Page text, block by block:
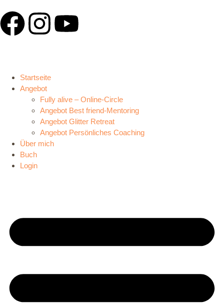
Startseite
Angebot
Fully alive – Online-Circle
Angebot Best friend-Mentoring
Angebot Glitter Retreat
Angebot Persönliches Coaching
Über mich
Buch
Login